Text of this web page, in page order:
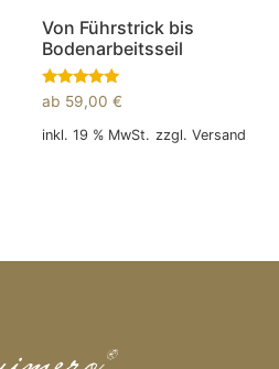
Von Führstrick bis
Bodenarbeitsseil
Bewertet
mit
5.00
von 5
ab 59,00 €
inkl. 19 % MwSt. zzgl. Versand